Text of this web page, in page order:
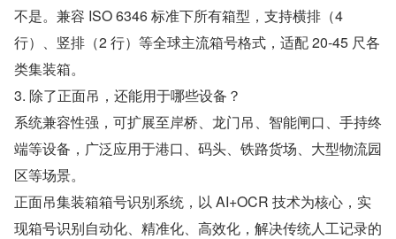
不是。兼容 ISO 6346 标准下所有箱型，支持横排（4
行）、竖排（2 行）等全球主流箱号格式，适配 20-45 尺各
类集装箱。
3. 除了正面吊，还能用于哪些设备？
系统兼容性强，可扩展至岸桥、龙门吊、智能闸口、手持终
端等设备，广泛应用于港口、码头、铁路货场、大型物流园
区等场景。
正面吊集装箱箱号识别系统，以 AI+OCR 技术为核心，实
现箱号识别自动化、精准化、高效化，解决传统人工记录的